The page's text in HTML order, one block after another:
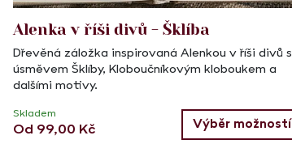
Alenka v říši divů - Šklíba
Dřevěná záložka inspirovaná Alenkou v říši divů s
úsměvem Šklíby, Kloboučníkovým kloboukem a
dalšími motivy.
Skladem
Od 99,00 Kč Výběr možností